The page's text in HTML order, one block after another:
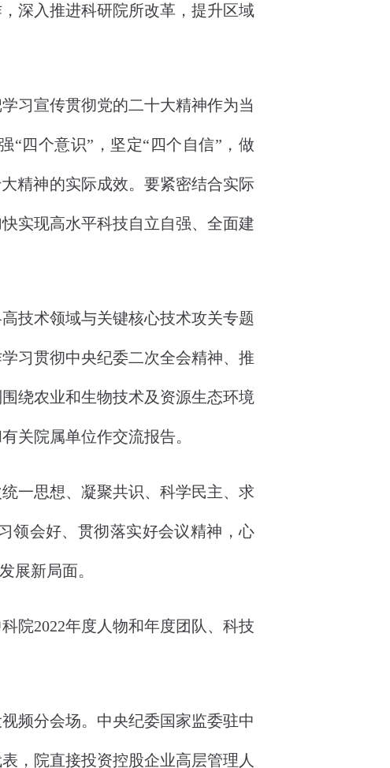
深入推进科研院所改革，提升区域
习宣传贯彻党的二十大精神作为当
“四个意识”，坚定“四个自信”，做
精神的实际成效。要紧密结合实际
实现高水平科技自立自强、全面建
技术领域与关键核心技术攻关专题
习贯彻中央纪委二次全会精神、推
绕农业和生物技术及资源生态环境
关院属单位作交流报告。
一思想、凝聚共识、科学民主、求
领会好、贯彻落实好会议精神，心
展新局面。
院2022年度人物和年度团队、科技
频分会场。中央纪委国家监委驻中
，院直接投资控股企业高层管理人